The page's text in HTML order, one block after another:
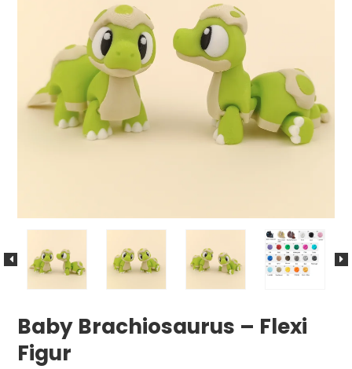
Sankthans
Baby Brachiosaurus – Flexi
Figur